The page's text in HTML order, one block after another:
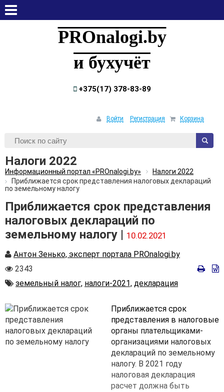
PROnalogi.by
и бухучёт
+375(17) 378-83-89
Войти Регистрация Корзина
Налоги 2022
Информационный портал «PROnalogi.by»
Налоги 2022
Приближается срок представления налоговых деклараций
по земельному налогу
Приближается срок представления
налоговых деклараций по
земельному налогу | 10.02.2021
Автор
Антон Зенько, эксперт портала PROnalogi.by
Количество
просмотров
2343
Автор
земельный налог, налоги-2021, декларация
Приближается срок
представления в налоговые
органы плательщиками-
организациями налоговых
деклараций по земельному
налогу. В 2021 году
налоговая декларация
расчет должна быть